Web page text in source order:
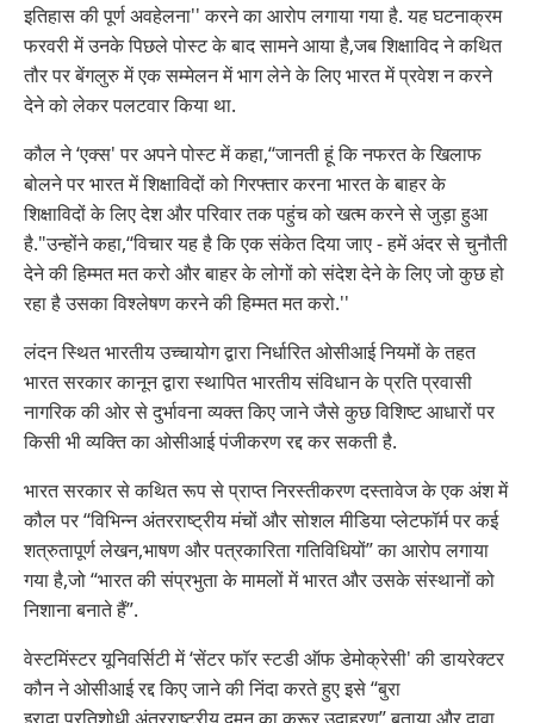
इतिहास की पूर्ण अवहेलना'' करने का आरोप लगाया गया है. यह घटनाक्रम
फरवरी में उनके पिछले पोस्ट के बाद सामने आया है,जब शिक्षाविद ने कथित
तौर पर बेंगलुरु में एक सम्मेलन में भाग लेने के लिए भारत में प्रवेश न करने
देने को लेकर पलटवार किया था.
कौल ने ‘एक्स' पर अपने पोस्ट में कहा,‘‘जानती हूं कि नफरत के खिलाफ
बोलने पर भारत में शिक्षाविदों को गिरफ्तार करना भारत के बाहर के
शिक्षाविदों के लिए देश और परिवार तक पहुंच को खत्म करने से जुड़ा हुआ
है."उन्होंने कहा,‘‘विचार यह है कि एक संकेत दिया जाए - हमें अंदर से चुनौती
देने की हिम्मत मत करो और बाहर के लोगों को संदेश देने के लिए जो कुछ हो
रहा है उसका विश्लेषण करने की हिम्मत मत करो.''
लंदन स्थित भारतीय उच्चायोग द्वारा निर्धारित ओसीआई नियमों के तहत
भारत सरकार कानून द्वारा स्थापित भारतीय संविधान के प्रति प्रवासी
नागरिक की ओर से दुर्भावना व्यक्त किए जाने जैसे कुछ विशिष्ट आधारों पर
किसी भी व्यक्ति का ओसीआई पंजीकरण रद्द कर सकती है.
भारत सरकार से कथित रूप से प्राप्त निरस्तीकरण दस्तावेज के एक अंश में
कौल पर ‘‘विभिन्न अंतरराष्ट्रीय मंचों और सोशल मीडिया प्लेटफॉर्म पर कई
शत्रुतापूर्ण लेखन,भाषण और पत्रकारिता गतिविधियों” का आरोप लगाया
गया है,जो “भारत की संप्रभुता के मामलों में भारत और उसके संस्थानों को
निशाना बनाते हैं”.
वेस्टमिंस्टर यूनिवर्सिटी में ‘सेंटर फॉर स्टडी ऑफ डेमोक्रेसी' की डायरेक्टर
कौन ने ओसीआई रद्द किए जाने की निंदा करते हुए इसे “बुरा
इरादा,प्रतिशोधी,अंतरराष्ट्रीय दमन का क्रूर उदाहरण” बताया और दावा